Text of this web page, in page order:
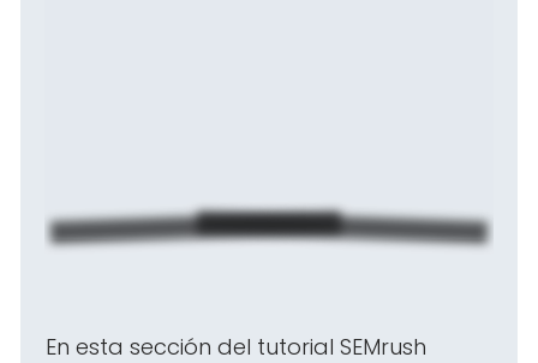
En esta sección del tutorial SEMrush